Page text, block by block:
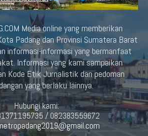
Media online yang memberikan
Padang dan Provinsi Sumatera Barat
informasi-informasi yang bermanfaat
Informasi yang kami sampaikan
Kode Etik Jurnalistik dan pedoman
yang berlaku lainnya.
Hubungi kami:
/ 082383559672